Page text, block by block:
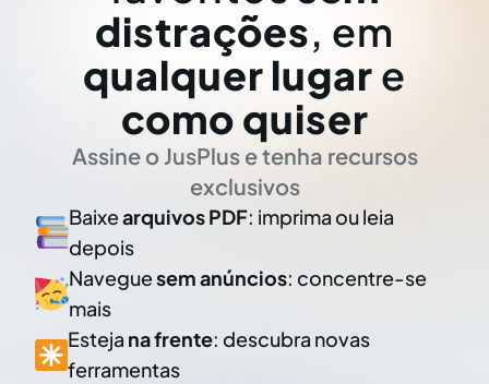
distrações, em
qualquer lugar e
como quiser
Assine o JusPlus e tenha recursos
exclusivos
Baixearquivos PDF: imprima ou leia
depois
Naveguesem anúncios: concentre-se
mais
Esteja na frente: descubra novas
ferramentas